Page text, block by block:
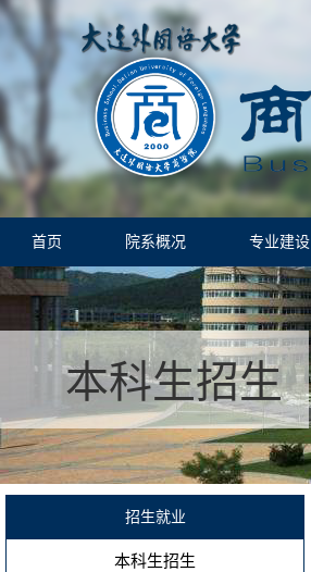
首页 院系概况 专业建设
本科生招生
招生就业
本科生招生